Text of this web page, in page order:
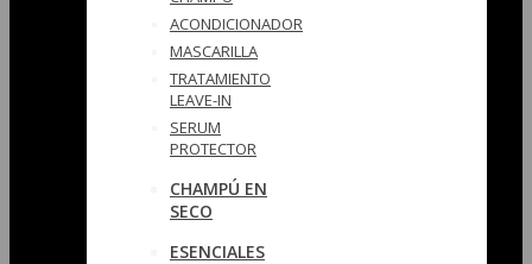
ACONDICIONADOR
MASCARILLA
TRATAMIENTO
LEAVE-IN
SERUM
PROTECTOR
CHAMPÚ EN
SECO
ESENCIALES